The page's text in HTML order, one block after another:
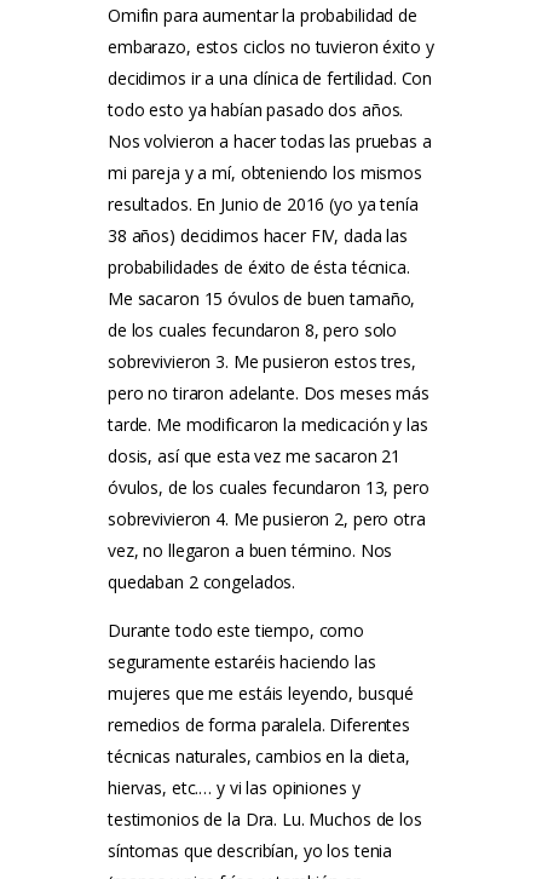
Omifin para aumentar la probabilidad de
embarazo, estos ciclos no tuvieron éxito y
decidimos ir a una clínica de fertilidad. Con
todo esto ya habían pasado dos años.
Nos volvieron a hacer todas las pruebas a
mi pareja y a mí, obteniendo los mismos
resultados. En Junio de 2016 (yo ya tenía
38 años) decidimos hacer FIV, dada las
probabilidades de éxito de ésta técnica.
Me sacaron 15 óvulos de buen tamaño,
de los cuales fecundaron 8, pero solo
sobrevivieron 3. Me pusieron estos tres,
pero no tiraron adelante. Dos meses más
tarde. Me modificaron la medicación y las
dosis, así que esta vez me sacaron 21
óvulos, de los cuales fecundaron 13, pero
sobrevivieron 4. Me pusieron 2, pero otra
vez, no llegaron a buen término. Nos
quedaban 2 congelados.
Durante todo este tiempo, como
seguramente estaréis haciendo las
mujeres que me estáis leyendo, busqué
remedios de forma paralela. Diferentes
técnicas naturales, cambios en la dieta,
hiervas, etc.… y vi las opiniones y
testimonios de la Dra. Lu. Muchos de los
síntomas que describían, yo los tenia